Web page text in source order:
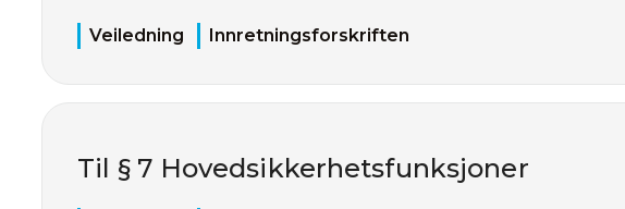
Veiledning Innretningsforskriften
Til § 7 Hovedsikkerhetsfunksjoner